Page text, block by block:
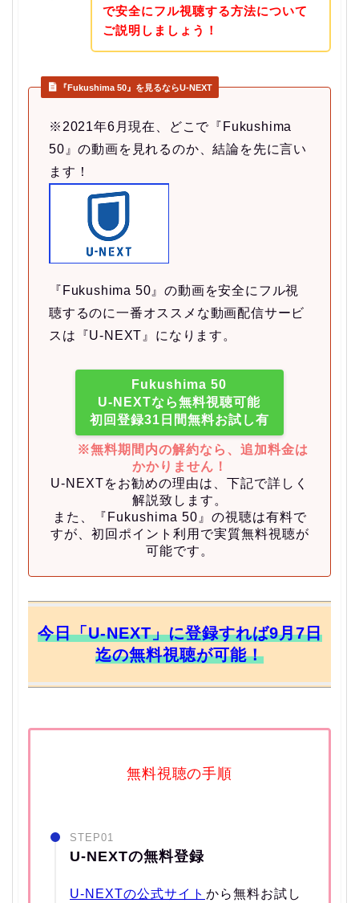
で安全にフル視聴する方法について
ご説明しましょう！
『Fukushima 50』を見るならU-NEXT
※2021年6月現在、どこで『Fukushima
50』の動画を見れるのか、結論を先に言い
ます！
『Fukushima 50』の動画を安全にフル視
聴するのに一番オススメな動画配信サービ
スは『U-NEXT』になります。
Fukushima 50
U-NEXTなら無料視聴可能
初回登録31日間無料お試し有
※無料期間内の解約なら、追加料金は
かかりません！
U-NEXTをお勧めの理由は、下記で詳しく
解説致します。
また、
『Fukushima 50』の視聴は有料で
すが、初回ポイント利用で実質無料視聴が
可能です。
今日「U-NEXT」に登録すれば9月7日
迄の無料視聴が可能！
無料視聴の手順
STEP01
U-NEXTの無料登録
U-NEXTの公式サイト から無料お試し